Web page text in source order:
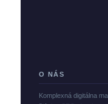
O NÁS
Komplexná digitálna